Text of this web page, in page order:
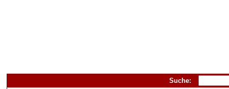
Suche: